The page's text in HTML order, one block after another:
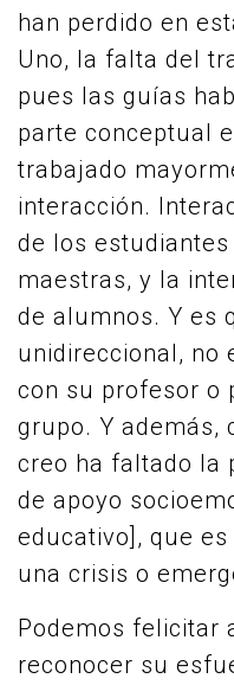
han perdido en
Uno, la falta del
pues las guías
parte conceptual
trabajado
interacción.
de los
maestras, y la
de alumnos. Y es
unidireccional, no
con su profesor o
grupo. Y además,
creo ha faltado la
de apoyo
educativo], que
una crisis o
Podemos felicitar
reconocer su